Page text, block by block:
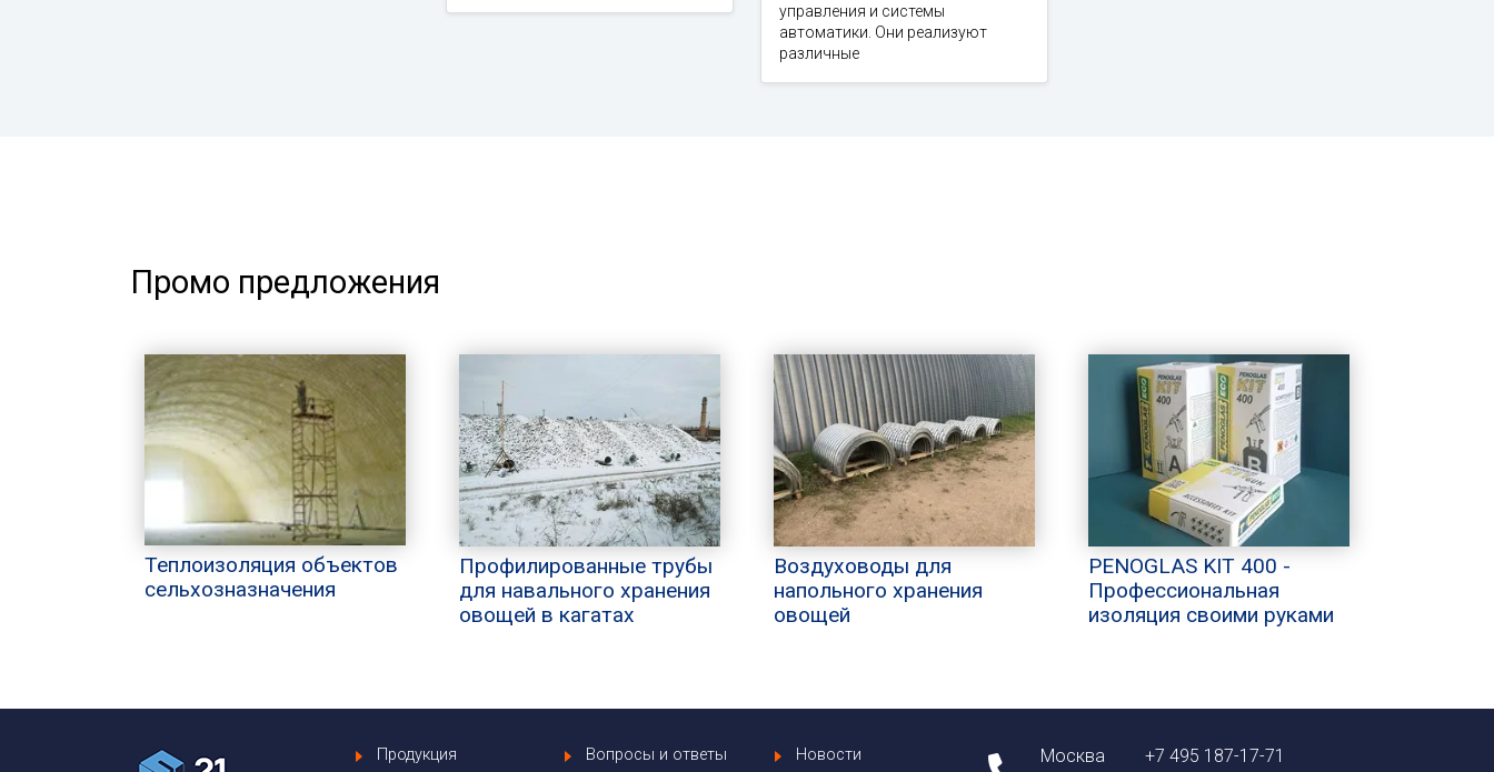
управления и системы
автоматики. Они реализуют
различные
Промо предложения
Теплоизоляция объектов
сельхозназначения
Профилированные трубы
для навального хранения
овощей в кагатах
Воздуховоды для
напольного хранения
овощей
PENOGLAS KIT 400 -
Профессиональная
изоляция своими руками
Продукция Вопросы и ответы Новости
Москва
+7 495 187-17-71